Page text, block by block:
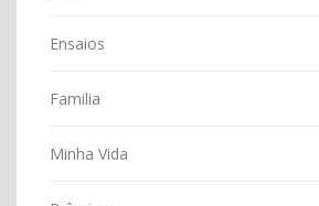
Ensaios
Familia
Minha Vida